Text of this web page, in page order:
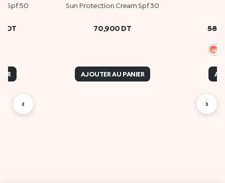
Spf 50
DT
Sun Protection Cream Spf 30
70,900 DT
AJOUTER AU PANIER
‹ ›